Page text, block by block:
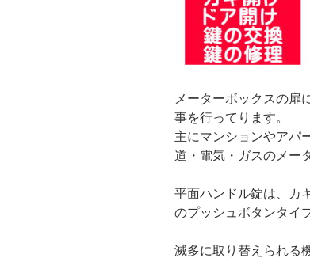
o
o
メーターボックスの扉
事を行ってります。
主にマンションやアパ
道・電気・ガスのメー
平面ハンドル錠は、カ
のプッシュボタンタイ
滅多に取り替えられる